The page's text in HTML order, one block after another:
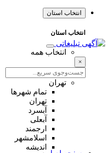
انتخاب استان
انتخاب استان
انتخاب همه
×
تهران
تمام شهر‌ها
تهران
آبسرد
آبعلی
ارجمند
اسلامشهر
اندیشه